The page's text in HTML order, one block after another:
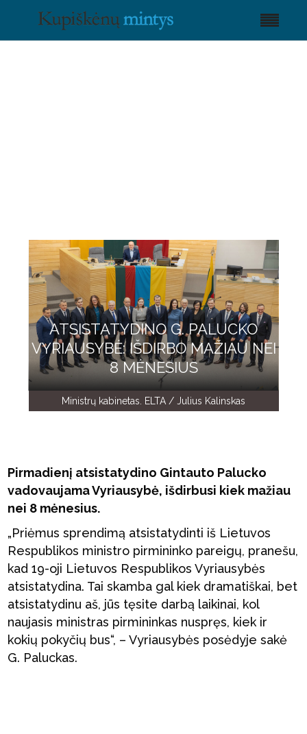
ATSISTATYDINO G. PALUCKO
VYRIAUSYBĖ: IŠDIRBO MAŽIAU NEI
8 MĖNESIUS
Ministrų kabinetas. ELTA / Julius Kalinskas
Pirmadienį atsistatydino Gintauto Palucko
vadovaujama Vyriausybė, išdirbusi kiek mažiau
nei 8 mėnesius.
„Priėmus sprendimą atsistatydinti iš Lietuvos
Respublikos ministro pirmininko pareigų, pranešu,
kad 19-oji Lietuvos Respublikos Vyriausybės
atsistatydina. Tai skamba gal kiek dramatiškai, bet
atsistatydinu aš, jūs tęsite darbą laikinai, kol
naujasis ministras pirmininkas nuspręs, kiek ir
kokių pokyčių bus“, – Vyriausybės posėdyje sakė
G. Paluckas.